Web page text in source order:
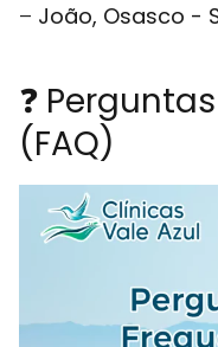
– João, Osasco -
❓
(FAQ)